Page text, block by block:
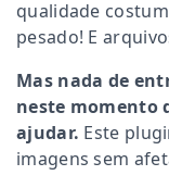
qualidade
pesado! E
Mas nada de
neste momento
ajudar. Este
imagens sem